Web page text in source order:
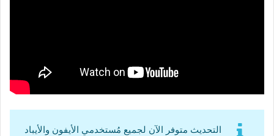
التحديث متوفر الآن لجميع مُستخدمي الأيفون والأيباد